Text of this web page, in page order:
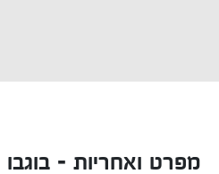
מפרט ואחריות -